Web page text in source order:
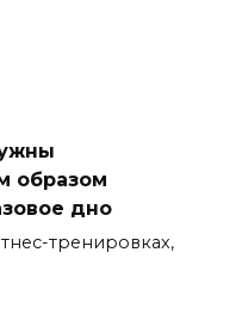
образом
дно
тренировках,